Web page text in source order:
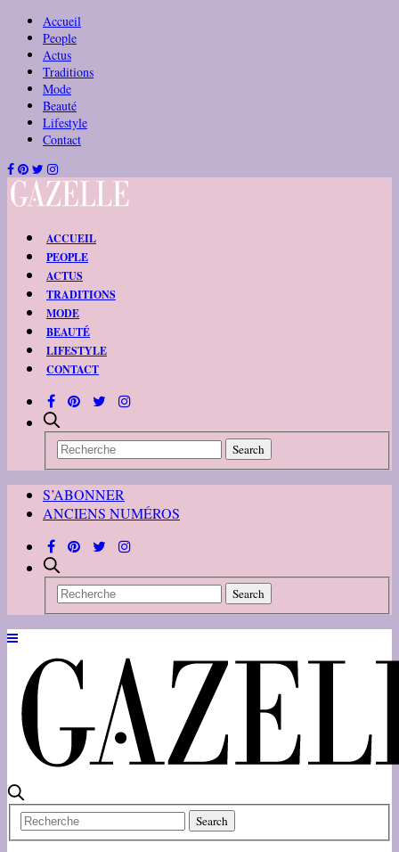
Accueil
People
Actus
Traditions
Mode
Beauté
Lifestyle
Contact
ACCUEIL
PEOPLE
ACTUS
TRADITIONS
MODE
BEAUTÉ
LIFESTYLE
CONTACT
S’ABONNER
ANCIENS NUMÉROS